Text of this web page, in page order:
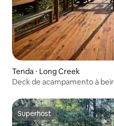
Tenda ⋅ Long Creek
Deck de acampamento à
Superhost
Superhost